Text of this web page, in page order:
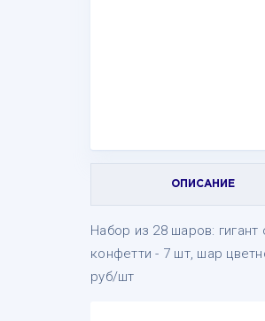
ОПИСАНИЕ
Набор из 28 шаров:
конфетти - 7 шт, шар
руб/шт